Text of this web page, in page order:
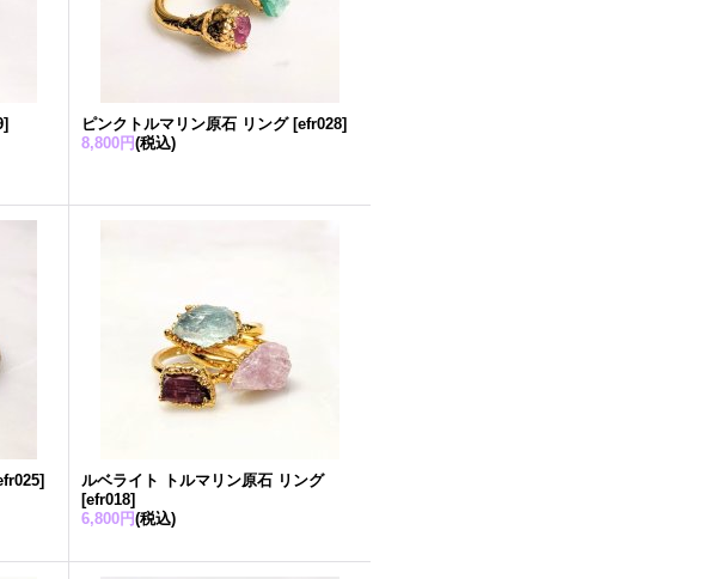
]
ピンクトルマリン原石 リング [efr028]
8,800円(税込)
]
ルベライト トルマリン原石 リング
[efr018]
6,800円(税込)